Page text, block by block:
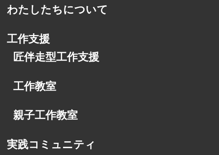
わたしたちについて
工作支援
匠伴走型工作支援
工作教室
親子工作教室
実践コミュニティ